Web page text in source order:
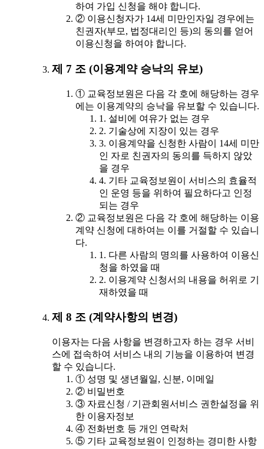
하여 가입 신청을 해야 합니다.
② 이용신청자가 14세 미만인자일 경우에는
친권자(부모, 법정대리인 등)의 동의를 얻어
이용신청을 하여야 합니다.
제 7 조 (이용계약 승낙의 유보)
① 교육정보원은 다음 각 호에 해당하는 경우
에는 이용계약의 승낙을 유보할 수 있습니다.
1. 설비에 여유가 없는 경우
2. 기술상에 지장이 있는 경우
3. 이용계약을 신청한 사람이 14세 미만
인 자로 친권자의 동의를 득하지 않았
을 경우
4. 기타 교육정보원이 서비스의 효율적
인 운영 등을 위하여 필요하다고 인정
되는 경우
② 교육정보원은 다음 각 호에 해당하는 이용
계약 신청에 대하여는 이를 거절할 수 있습니
다.
1. 다른 사람의 명의를 사용하여 이용신
청을 하였을 때
2. 이용계약 신청서의 내용을 허위로 기
재하였을 때
제 8 조 (계약사항의 변경)
이용자는 다음 사항을 변경하고자 하는 경우 서비
스에 접속하여 서비스 내의 기능을 이용하여 변경
할 수 있습니다.
① 성명 및 생년월일, 신분, 이메일
② 비밀번호
③ 자료신청 / 기관회원서비스 권한설정을 위
한 이용자정보
④ 전화번호 등 개인 연락처
⑤ 기타 교육정보원이 인정하는 경미한 사항